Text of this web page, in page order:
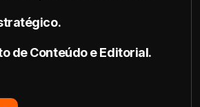
de Conteúdo e Editorial.